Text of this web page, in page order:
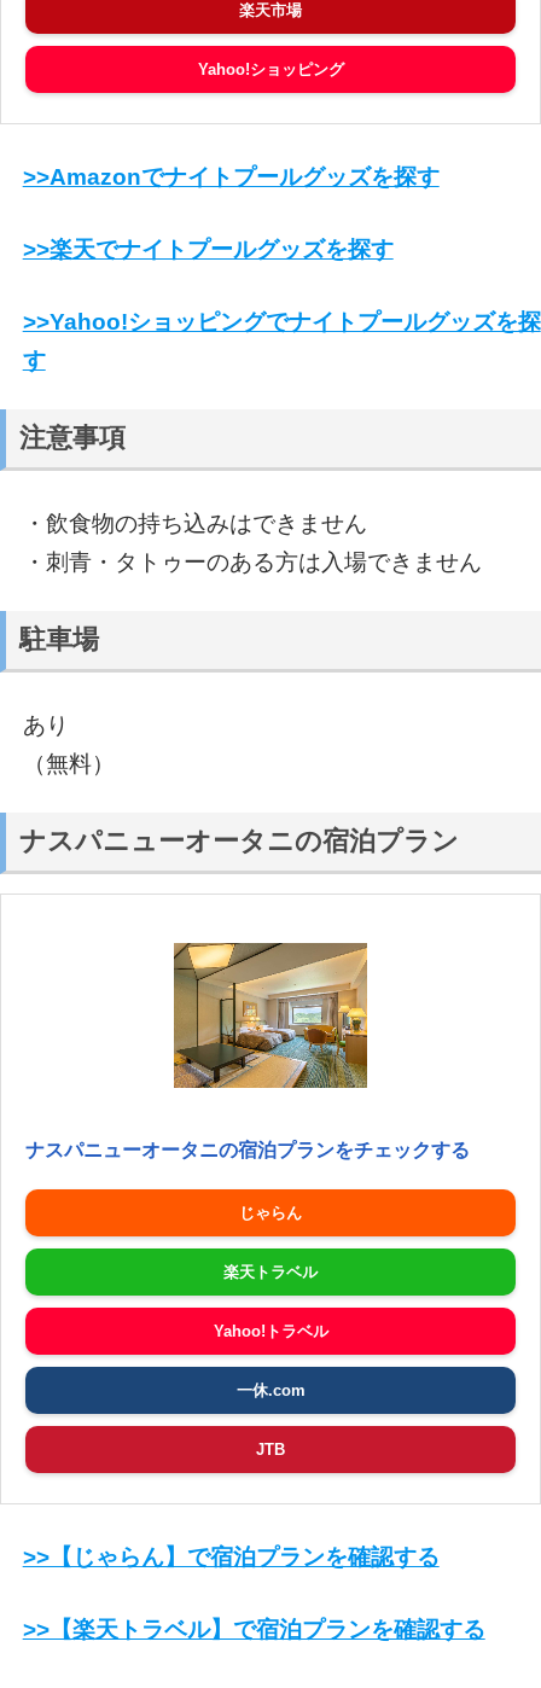
楽天市場
Yahoo!ショッピング
>>Amazonでナイトプールグッズを探す
>>楽天でナイトプールグッズを探す
>>Yahoo!ショッピングでナイトプールグッズを探
す
注意事項
・飲食物の持ち込みはできません
・刺青・タトゥーのある方は入場できません
駐車場
あり
（無料）
ナスパニューオータニの宿泊プラン
ナスパニューオータニの宿泊プランをチェックする
じゃらん
楽天トラベル
Yahoo!トラベル
一休.com
JTB
>>【じゃらん】で宿泊プランを確認する
>>【楽天トラベル】で宿泊プランを確認する